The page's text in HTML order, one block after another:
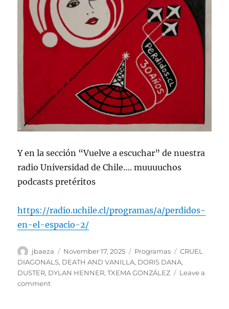
Y en la sección “Vuelve a escuchar” de nuestra
radio Universidad de Chile…. muuuuchos
podcasts pretéritos
https://radio.uchile.cl/programas/a/perdidos-
en-el-espacio-2/
Author
jbaeza
Posted
on
November 17, 2025 Categories
Programas Tags
CRUEL
DIAGONALS, DEATH AND VANILLA, DORIS DANA,
DUSTER, DYLAN HENNER,TXEMA GONZÁLEZ
Leave a
commenton